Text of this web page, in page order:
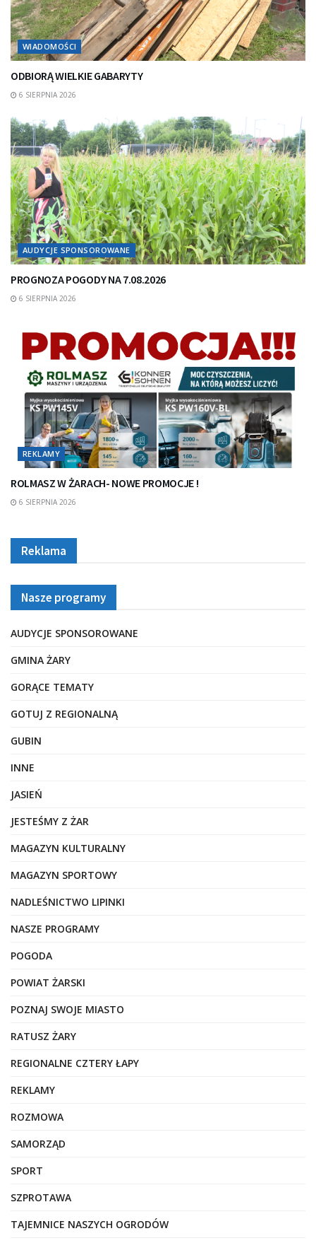
WIADOMOŚCI
ODBIORĄ WIELKIE GABARYTY
6 SIERPNIA 2026
AUDYCJE SPONSOROWANE
PROGNOZA POGODY NA 7.08.2026
6 SIERPNIA 2026
REKLAMY
ROLMASZ W ŻARACH- NOWE PROMOCJE !
6 SIERPNIA 2026
Reklama
Nasze programy
AUDYCJE SPONSOROWANE
GMINA ŻARY
GORĄCE TEMATY
GOTUJ Z REGIONALNĄ
GUBIN
INNE
JASIEŃ
JESTEŚMY Z ŻAR
MAGAZYN KULTURALNY
MAGAZYN SPORTOWY
NADLEŚNICTWO LIPINKI
NASZE PROGRAMY
POGODA
POWIAT ŻARSKI
POZNAJ SWOJE MIASTO
RATUSZ ŻARY
REGIONALNE CZTERY ŁAPY
REKLAMY
ROZMOWA
SAMORZĄD
SPORT
SZPROTAWA
TAJEMNICE NASZYCH OGRODÓW